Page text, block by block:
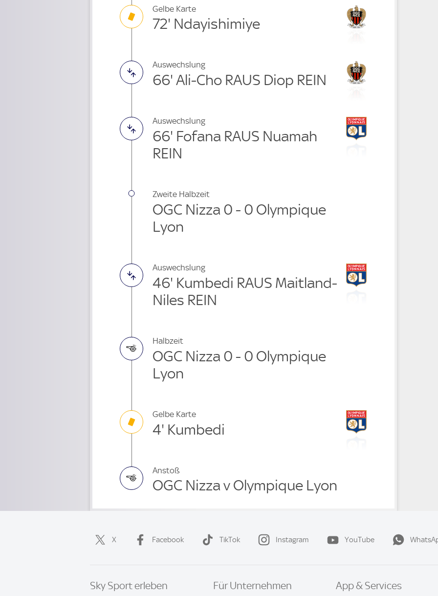
Gelbe Karte
72' Ndayishimiye
Auswechslung
66' Ali-Cho RAUS Diop REIN
Auswechslung
66' Fofana RAUS Nuamah
REIN
Zweite Halbzeit
OGC Nizza 0 - 0 Olympique
Lyon
Auswechslung
46' Kumbedi RAUS Maitland-
Niles REIN
Halbzeit
OGC Nizza 0 - 0 Olympique
Lyon
Gelbe Karte
4' Kumbedi
Anstoß
OGC Nizza v Olympique Lyon
X Facebook TikTok Instagram YouTube
Sky Sport erleben Für Unternehmen App & Services